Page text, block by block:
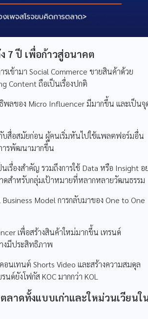
7 ปี เพื่อก้าวสู่อนาคต
เข้ามา Social Commerce ขายสินค้าด้วย
Content ถือเป็นเรื่องปกติ
พลของ Micro Influencer มีมากขึ้น และเป็นจุ
สื่อสมัยก่อน ผู้คนเริ่มหันไปใช้แพลตฟอร์มอื่น
ารพัฒนามากขึ้น
เรื่องสำคัญ รวมถึงการใช้ Data หรือ Insight อ
ดสำหรับกลุ่มเป้าหมายที่หลากหลายวัฒนธรรม
Business Model การกลับมาของ One to One
เพื่อสร้างสินค้าใหม่มากขึ้น เทรนด์
งมีประสิทธิภาพ
อนเทนต์ Shorts Video และสร้างความสมดุล
ด์ยังโฟกัส KOC มากกว่า KOL
ลาดทั้งแบบเก่าและใหม่วนเวียนใ